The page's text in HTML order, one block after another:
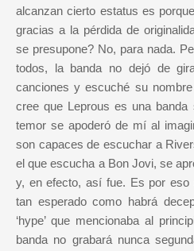
alcanzan cierto estatus es
gracias a la pérdida de
se presupone? No, para nada.
todos, la banda no dejó de
canciones y escuché su
cree que Leprous es una
temor se apoderó de mí al
son capaces de escuchar a
el que escucha a Bon Jovi, se
y, en efecto, así fue. Es por eso
tan esperado como habrá
‘hype’ que mencionaba al
banda no grabará nunca